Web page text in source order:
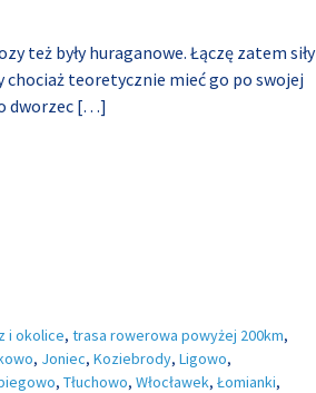
też były huraganowe. Łączę zatem siły
teoretycznie mieć go po swojej
dworzec […]
i okolice, trasa rowerowa powyżej 200km,
, Joniec, Koziebrody, Ligowo,
, Tłuchowo, Włocławek, Łomianki,